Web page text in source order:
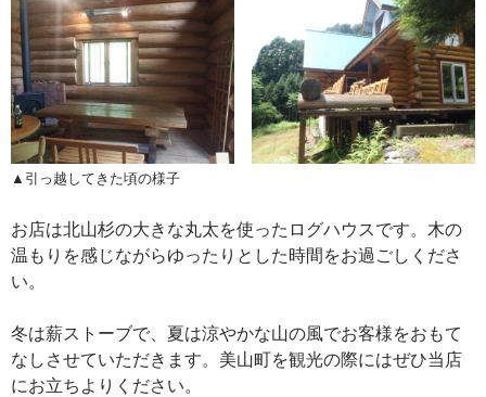
▲引っ越してきた頃の様子
お店は北山杉の大きな丸太を使ったログハウスです。木の
温もりを感じながらゆったりとした時間をお過ごしくださ
い。
冬は薪ストーブで、夏は涼やかな山の風でお客様をおもて
なしさせていただきます。美山町を観光の際にはぜひ当店
にお立ちよりください。